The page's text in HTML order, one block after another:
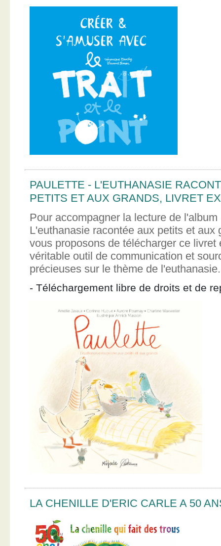
PAULETTE - L'EUTHANASIE
PETITS ET AUX GRANDS, LIVRET
Pour accompagner la lecture de
L'euthanasie racontée aux petits et aux
vous proposons de télécharger ce livret
véritable outil de communication et
précieuses sur le thème de l'euthanasie.
- Téléchargement libre de droits et de
LA CHENILLE D'ERIC CARLE A 50